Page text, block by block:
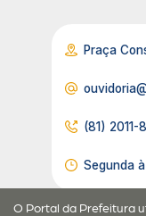
Praça
(81) 2011-
Segunda
O Portal da Prefeitura